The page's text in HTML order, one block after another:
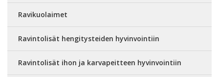
Ravikuolaimet
Ravintolisät hengitysteiden hyvinvointiin
Ravintolisät ihon ja karvapeitteen hyvinvointiin